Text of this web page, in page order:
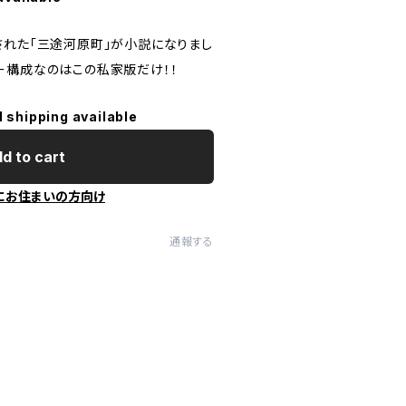
た「三途河原町」が小説になりまし
成なのはこの私家版だけ！！
shipping available
to cart
お住まいの方向け
通報する